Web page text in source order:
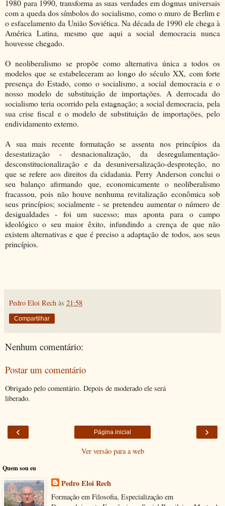
1980 para 1990, transforma as suas verdades em dogmas universais
com a queda dos símbolos do socialismo, como o muro de Berlim e
o esfacelamento da União Soviética. Na década de 1990 ele chega à
América Latina, mesmo que aqui a social democracia nunca
houvesse chegado.
O neoliberalismo se propõe como alternativa única a todos os
modelos que se estabeleceram ao longo do século XX, com forte
presença do Estado, como o socialismo, a social democracia e o
nosso modelo de substituição de importações. A derrocada do
socialismo teria ocorrido pela estagnação; a social democracia, pela
sua crise fiscal e o modelo de substituição de importações, pelo
endividamento externo.
A sua mais recente formatação se assenta nos princípios da
desestatização - desnacionalização, da desregulamentação-
desconstitucionalização e da desuniversalização-desproteção, no
que se refere aos direitos da cidadania. Perry Anderson conclui o
seu balanço afirmando que, economicamente o neoliberalismo
fracassou, pois não houve nenhuma revitalização econômica sob
seus princípios; socialmente - se pretendeu aumentar o número de
desigualdades - foi um sucesso; mas aponta para o campo
ideológico o seu maior êxito, infundindo a crença de que não
existem alternativas e que é preciso a adaptação de todos, aos seus
princípios.
Pedro Eloi Rech às 21:58
Compartilhar
Nenhum comentário:
Postar um comentário
Obrigado pelo comentário. Depois de moderado ele será
liberado.
‹ ›
Página inicial
Ver versão para a web
Quem sou eu
Pedro Eloi Rech
Formação em Filosofia, Especialização em